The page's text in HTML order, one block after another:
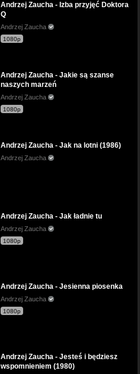
Andrzej Zaucha - Izba przyjęć Doktora
Q
Andrzej Zaucha
1080p
Andrzej Zaucha - Jakie są szanse
naszych marzeń
Andrzej Zaucha
1080p
Andrzej Zaucha - Jak na lotni (1986)
Andrzej Zaucha
Andrzej Zaucha - Jak ładnie tu
Andrzej Zaucha
1080p
Andrzej Zaucha - Jesienna piosenka
Andrzej Zaucha
1080p
Andrzej Zaucha - Jesteś i będziesz
wspomnieniem (1980)